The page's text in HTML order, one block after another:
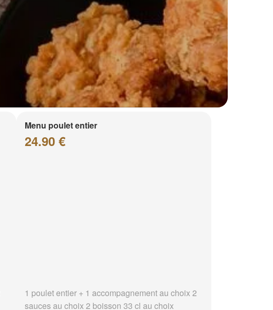
Menu poulet entier
24.90 €
1 poulet entier + 1 accompagnement au choix 2
sauces au choix 2 boisson 33 cl au choix